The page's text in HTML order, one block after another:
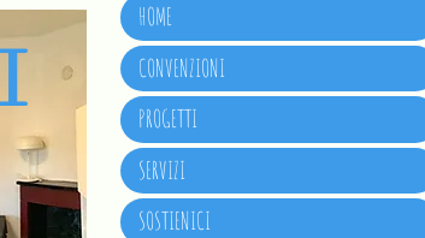
HOME
CONVENZIONI
PROGETTI
SERVIZI
SOSTIENICI